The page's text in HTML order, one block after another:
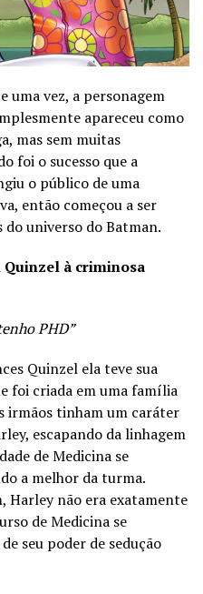
uma vez, a personagem
apareceu como
mas sem muitas
foi o sucesso que a
o público de uma
então começou a ser
universo do Batman.
à criminosa
PHD”
Quinzel ela teve sua
foi criada em uma família
irmãos tinham um caráter
escapando da linhagem
de Medicina se
a melhor da turma.
Harley não era exatamente
de Medicina se
seu poder de sedução